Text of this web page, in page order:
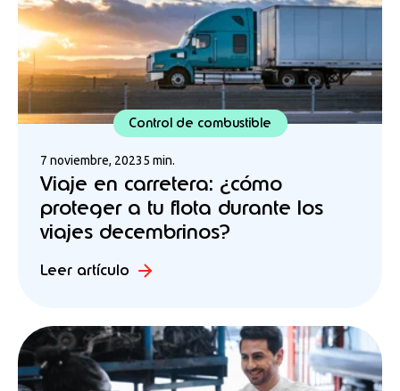
Control de combustible
7 noviembre, 20235 min.
Viaje en carretera: ¿cómo
proteger a tu flota durante los
viajes decembrinos?
Leer artículo